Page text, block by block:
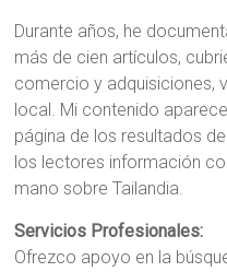
Durante años, he
más de cien artículos,
comercio y adquisiciones,
local. Mi contenido
página de los resultados
los lectores información
mano sobre Tailandia.
Servicios Profesionales:
Ofrezco apoyo en la